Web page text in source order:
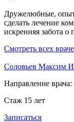
Дружелюбные,
сделать лечение
искренняя забота
Смотреть всех
Соловьев Максим
Направление врача:
Стаж 15 лет
Записаться